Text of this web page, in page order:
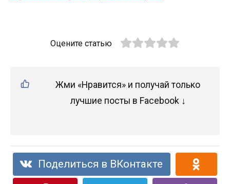
Оцените статью
Жми «Нравится» и получай только
лучшие посты в Facebook ↓
Поделиться в ВКонтакте